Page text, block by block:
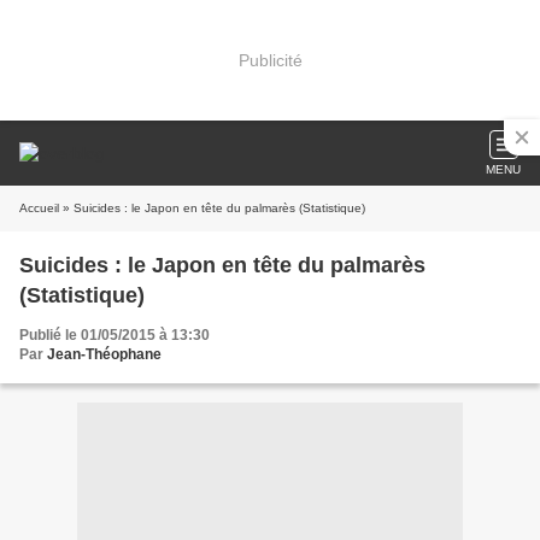
Publicité
MENU
Accueil » Suicides : le Japon en tête du palmarès (Statistique)
Suicides : le Japon en tête du palmarès
(Statistique)
Publié le 01/05/2015 à 13:30
Par Jean-Théophane